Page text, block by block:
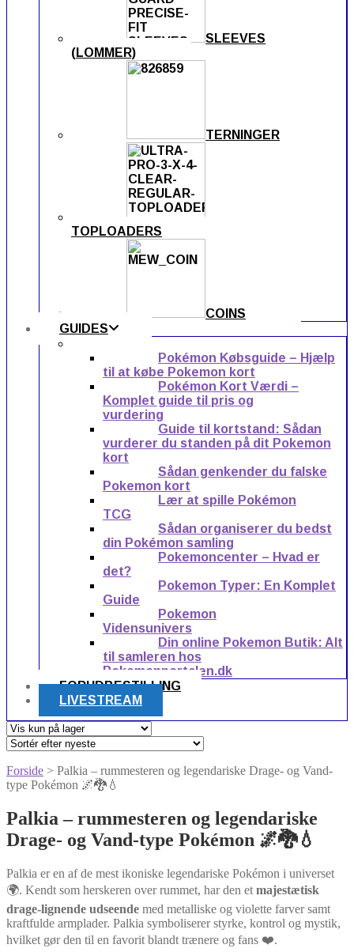
SLEEVES
(LOMMER)
TERNINGER
TOPLOADERS
COINS
GUIDES
Pokémon Købsguide – Hjælp
til at købe Pokemon kort
Pokémon Kort Værdi –
Komplet guide til pris og
vurdering
Guide til kortstand: Sådan
vurderer du standen på dit Pokemon
kort
Sådan genkender du falske
Pokemon kort
Lær at spille Pokémon
TCG
Sådan organiserer du bedst
din Pokémon samling
Pokemoncenter – Hvad er
det?
Pokemon Typer: En Komplet
Guide
Pokemon
Vidensunivers
Din online Pokemon Butik: Alt
til samleren hos
Pokemonportalen.dk
FORUDBESTILLING
LIVESTREAM
Forside > Palkia – rummesteren og legendariske Drage- og Vand-
type Pokémon 🌌🐉💧
Palkia – rummesteren og legendariske
Drage- og Vand-type Pokémon 🌌🐉💧
Palkia er en af de mest ikoniske legendariske Pokémon i universet
🌍. Kendt som herskeren over rummet, har den et majestætisk
drage-lignende udseende med metalliske og violette farver samt
kraftfulde armplader. Palkia symboliserer styrke, kontrol og mystik,
hvilket gør den til en favorit blandt trænere og fans ❤️.